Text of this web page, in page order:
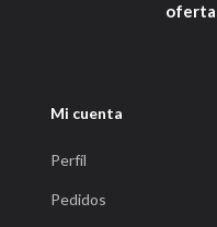
Mi cuenta
Perfíl
Pedidos